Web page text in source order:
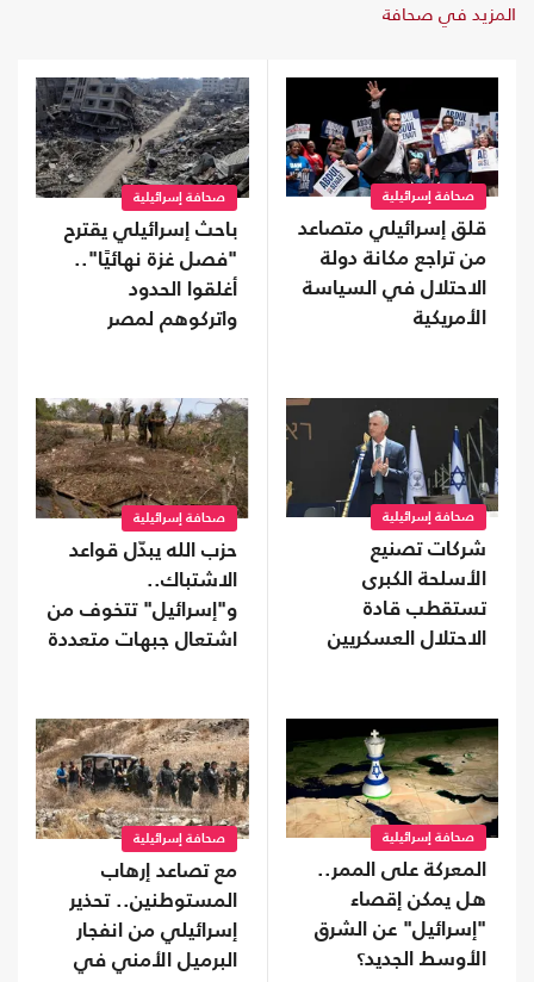
المزيد في صحافة
صحافة إسرائيلية
قلق إسرائيلي متصاعد
من تراجع مكانة دولة
الاحتلال في السياسة
الأمريكية
صحافة إسرائيلية
باحث إسرائيلي يقترح
"فصل غزة نهائيًا"..
أغلقوا الحدود
واتركوهم لمصر
صحافة إسرائيلية
شركات تصنيع
الأسلحة الكبرى
تستقطب قادة
الاحتلال العسكريين
صحافة إسرائيلية
حزب الله يبدّل قواعد
الاشتباك..
و"إسرائيل" تتخوف من
اشتعال جبهات متعددة
صحافة إسرائيلية
المعركة على الممر..
هل يمكن إقصاء
"إسرائيل" عن الشرق
الأوسط الجديد؟
صحافة إسرائيلية
مع تصاعد إرهاب
المستوطنين.. تحذير
إسرائيلي من انفجار
البرميل الأمني في